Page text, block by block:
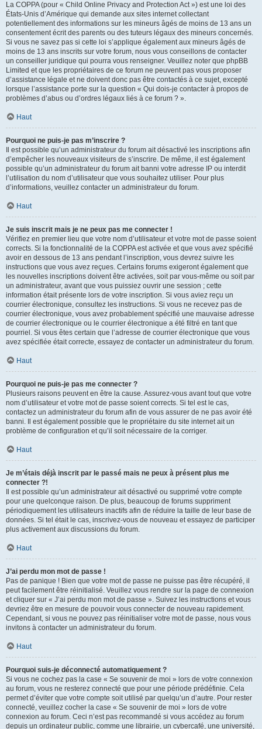
La COPPA (pour « Child Online Privacy and Protection Act ») est une loi des
États-Unis d’Amérique qui demande aux sites internet collectant
potentiellement des informations sur les mineurs âgés de moins de 13 ans un
consentement écrit des parents ou des tuteurs légaux des mineurs concernés.
Si vous ne savez pas si cette loi s’applique également aux mineurs âgés de
moins de 13 ans inscrits sur votre forum, nous vous conseillons de contacter
un conseiller juridique qui pourra vous renseigner. Veuillez noter que phpBB
Limited et que les propriétaires de ce forum ne peuvent pas vous proposer
d’assistance légale et ne doivent donc pas être contactés à ce sujet, excepté
lorsque l’assistance porte sur la question « Qui dois-je contacter à propos de
problèmes d’abus ou d’ordres légaux liés à ce forum ? ».
Haut
Pourquoi ne puis-je pas m’inscrire ?
Il est possible qu’un administrateur du forum ait désactivé les inscriptions afin
d’empêcher les nouveaux visiteurs de s’inscrire. De même, il est également
possible qu’un administrateur du forum ait banni votre adresse IP ou interdit
l’utilisation du nom d’utilisateur que vous souhaitez utiliser. Pour plus
d’informations, veuillez contacter un administrateur du forum.
Haut
Je suis inscrit mais je ne peux pas me connecter !
Vérifiez en premier lieu que votre nom d’utilisateur et votre mot de passe soient
corrects. Si la fonctionnalité de la COPPA est activée et que vous avez spécifié
avoir en dessous de 13 ans pendant l’inscription, vous devrez suivre les
instructions que vous avez reçues. Certains forums exigeront également que
les nouvelles inscriptions doivent être activées, soit par vous-même ou soit par
un administrateur, avant que vous puissiez ouvrir une session ; cette
information était présente lors de votre inscription. Si vous aviez reçu un
courrier électronique, consultez les instructions. Si vous ne recevez pas de
courrier électronique, vous avez probablement spécifié une mauvaise adresse
de courrier électronique ou le courrier électronique a été filtré en tant que
pourriel. Si vous êtes certain que l’adresse de courrier électronique que vous
avez spécifiée était correcte, essayez de contacter un administrateur du forum.
Haut
Pourquoi ne puis-je pas me connecter ?
Plusieurs raisons peuvent en être la cause. Assurez-vous avant tout que votre
nom d’utilisateur et votre mot de passe soient corrects. Si tel est le cas,
contactez un administrateur du forum afin de vous assurer de ne pas avoir été
banni. Il est également possible que le propriétaire du site internet ait un
problème de configuration et qu’il soit nécessaire de la corriger.
Haut
Je m’étais déjà inscrit par le passé mais ne peux à présent plus me
connecter ?!
Il est possible qu’un administrateur ait désactivé ou supprimé votre compte
pour une quelconque raison. De plus, beaucoup de forums suppriment
périodiquement les utilisateurs inactifs afin de réduire la taille de leur base de
données. Si tel était le cas, inscrivez-vous de nouveau et essayez de participer
plus activement aux discussions du forum.
Haut
J’ai perdu mon mot de passe !
Pas de panique ! Bien que votre mot de passe ne puisse pas être récupéré, il
peut facilement être réinitialisé. Veuillez vous rendre sur la page de connexion
et cliquer sur « J’ai perdu mon mot de passe ». Suivez les instructions et vous
devriez être en mesure de pouvoir vous connecter de nouveau rapidement.
Cependant, si vous ne pouvez pas réinitialiser votre mot de passe, nous vous
invitons à contacter un administrateur du forum.
Haut
Pourquoi suis-je déconnecté automatiquement ?
Si vous ne cochez pas la case « Se souvenir de moi » lors de votre connexion
au forum, vous ne resterez connecté que pour une période prédéfinie. Cela
permet d’éviter que votre compte soit utilisé par quelqu’un d’autre. Pour rester
connecté, veuillez cocher la case « Se souvenir de moi » lors de votre
connexion au forum. Ceci n’est pas recommandé si vous accédez au forum
depuis un ordinateur public, comme une librairie, un cybercafé, une université,